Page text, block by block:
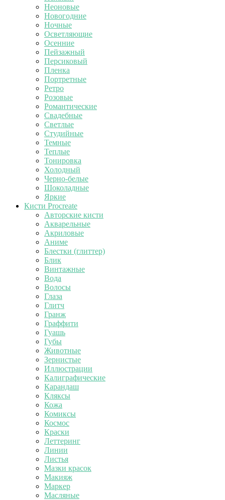
Неоновые
Новогодние
Ночные
Осветляющие
Осенние
Пейзажный
Персиковый
Пленка
Портретные
Ретро
Розовые
Романтические
Свадебные
Светлые
Студийные
Темные
Теплые
Тонировка
Холодный
Черно-белые
Шоколадные
Яркие
Кисти Procreate
Авторские кисти
Акварельные
Акриловые
Аниме
Блестки (глиттер)
Блик
Винтажные
Вода
Волосы
Глаза
Глитч
Гранж
Граффити
Гуашь
Губы
Животные
Зернистые
Иллюстрации
Калиграфические
Карандаш
Кляксы
Кожа
Комиксы
Космос
Краски
Леттеринг
Линии
Листья
Мазки красок
Макияж
Маркер
Масляные